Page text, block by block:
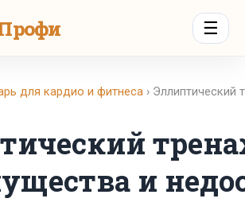
☰
для кардио и фитнеса ›
и